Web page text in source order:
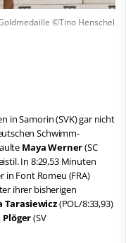
©Tino Henschel
in Samorin (SVK) gar nicht
Schwimm-
Maya Werner(SC
In 8:29,53 Minuten
Font Romeu (FRA)
ihrer bisherigen
Tarasiewicz(POL/8:33,93)
(SV